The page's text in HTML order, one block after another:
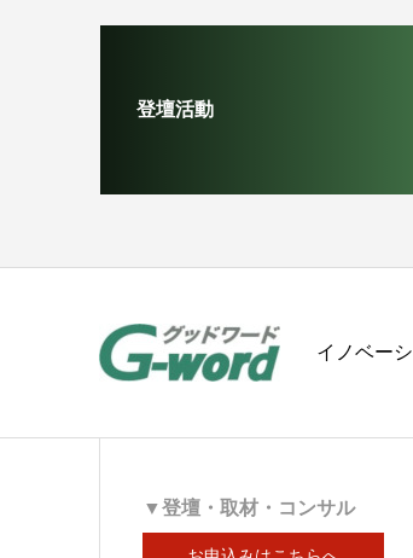
登壇活動
イノベー
▼登壇・取材・コンサル